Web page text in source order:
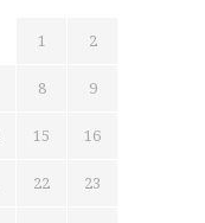
1 2
8 9
15 16
22 23